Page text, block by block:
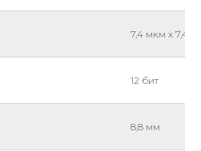
7,4 мкм x 7,4
12 бит
8,8 мм